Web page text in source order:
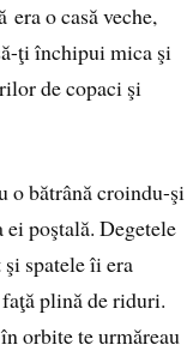
era o casă veche,
ţi închipui mica şi
de copaci şi
o bătrână croindu-şi
ei poştală. Degetele
spatele îi era
plină de riduri.
orbite te urmăreau